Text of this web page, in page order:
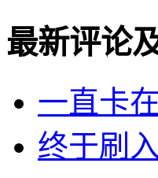
最新评论
一直卡
终于刷